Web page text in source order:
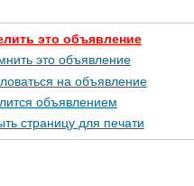
это объявление
это объявление
на объявление
объявлением
страницу для печати